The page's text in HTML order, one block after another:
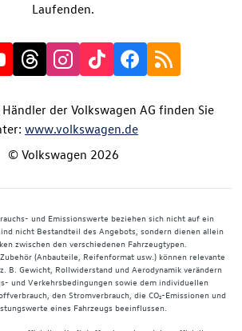
Laufenden.
der Volkswagen AG finden Sie
www.volkswagen.de
© Volkswagen 2026
und Emissionswerte beziehen sich nicht auf ein
nicht Bestandteil des Angebots, sondern dienen allein
zwischen den verschiedenen Fahrzeugtypen.
(Anbauteile, Reifenformat usw.) können relevante
B. Gewicht, Rollwiderstand und Aerodynamik verändern
und Verkehrsbedingungen sowie dem individuellen
den Stromverbrauch, die CO₂-Emissionen und
eines Fahrzeugs beeinflussen.